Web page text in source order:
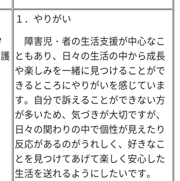
１．やりがい
障害児・者の生活支援が中心なこ
ともあり、日々の生活の中から成長
や楽しみを一緒に見つけることがで
きるところにやりがいを感じていま
す。自分で訴えることができない方
が多いため、気づきが大切ですが、
日々の関わりの中で個性が見えたり
反応があるのがうれしく、好きなこ
とを見つけてあげて楽しく安心した
生活を送れるようにしたいです。